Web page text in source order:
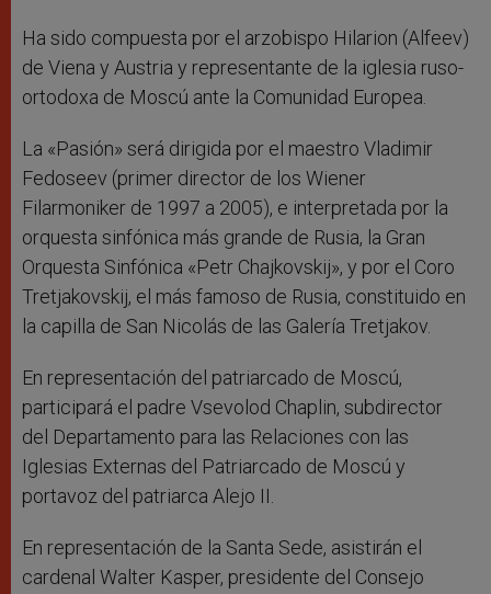
Ha sido compuesta por el arzobispo Hilarion (Alfeev)
de Viena y Austria y representante de la iglesia ruso-
ortodoxa de Moscú ante la Comunidad Europea.
La «Pasión» será dirigida por el maestro Vladimir
Fedoseev (primer director de los Wiener
Filarmoniker de 1997 a 2005), e interpretada por la
orquesta sinfónica más grande de Rusia, la Gran
Orquesta Sinfónica «Petr Chajkovskij», y por el Coro
Tretjakovskij, el más famoso de Rusia, constituido en
la capilla de San Nicolás de las Galería Tretjakov.
En representación del patriarcado de Moscú,
participará el padre Vsevolod Chaplin, subdirector
del Departamento para las Relaciones con las
Iglesias Externas del Patriarcado de Moscú y
portavoz del patriarca Alejo II.
En representación de la Santa Sede, asistirán el
cardenal Walter Kasper, presidente del Consejo